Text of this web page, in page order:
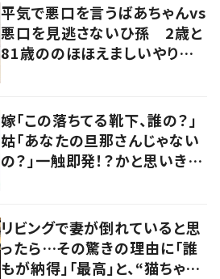
平気で悪口を言うばあちゃんvs
悪口を見逃さないひ孫 2歳と
81歳ののほほえましいやり取り
嫁「この落ちてる靴下、誰の？」
姑「あなたの旦那さんじゃない
の？」一触即発！？かと思いき
リビングで妻が倒れていると思
ったら…その驚きの理由に「誰
もが納得」「最高」と、“猫ちゃん